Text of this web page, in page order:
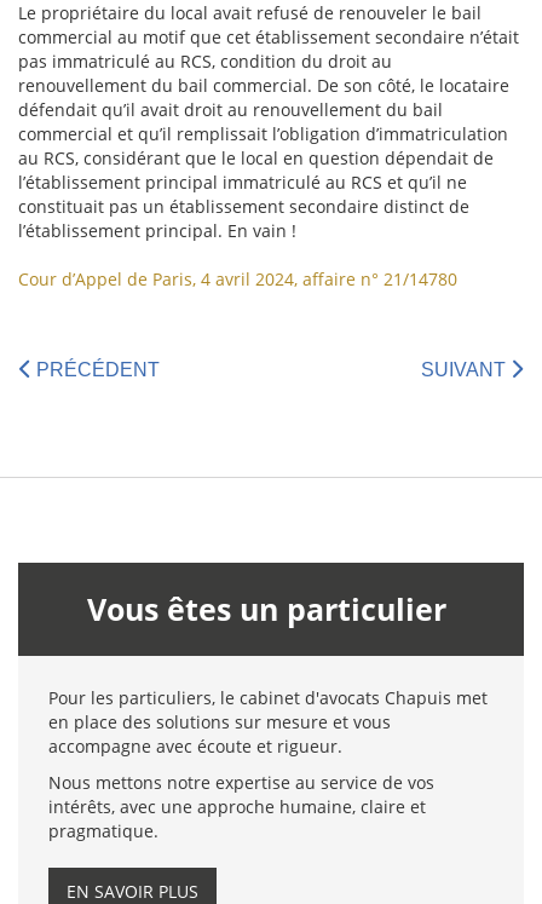
Le propriétaire du local avait refusé de renouveler le bail
commercial au motif que cet établissement secondaire n’était
pas immatriculé au RCS, condition du droit au
renouvellement du bail commercial. De son côté, le locataire
défendait qu’il avait droit au renouvellement du bail
commercial et qu’il remplissait l’obligation d’immatriculation
au RCS, considérant que le local en question dépendait de
l’établissement principal immatriculé au RCS et qu’il ne
constituait pas un établissement secondaire distinct de
l’établissement principal. En vain !
Cour d’Appel de Paris, 4 avril 2024, affaire n° 21/14780
PRÉCÉDENT SUIVANT
Vous êtes un particulier
Pour les particuliers, le cabinet d'avocats Chapuis met
en place des solutions sur mesure et vous
accompagne avec écoute et rigueur.
Nous mettons notre expertise au service de vos
intérêts, avec une approche humaine, claire et
pragmatique.
EN SAVOIR PLUS